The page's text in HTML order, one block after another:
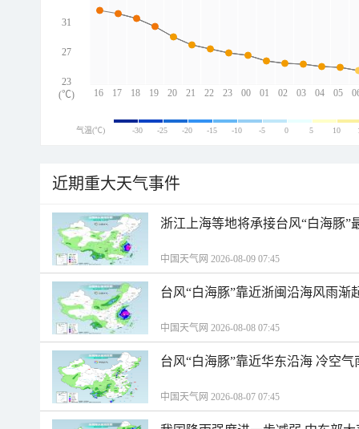
16 17 18 19 20 21 22 23 00 01 02 03 04 05
31
27
23
(℃)
气温(℃) -30 -25 -20 -15 -10 -5 0 5 10
近期重大天气事件
浙江上海等地将承接台风“白海豚”
中国天气网 2026-08-09 07:45
台风“白海豚”靠近浙闽沿海风雨渐
中国天气网 2026-08-08 07:45
台风“白海豚”靠近华东沿海 冷空
中国天气网 2026-08-07 07:45